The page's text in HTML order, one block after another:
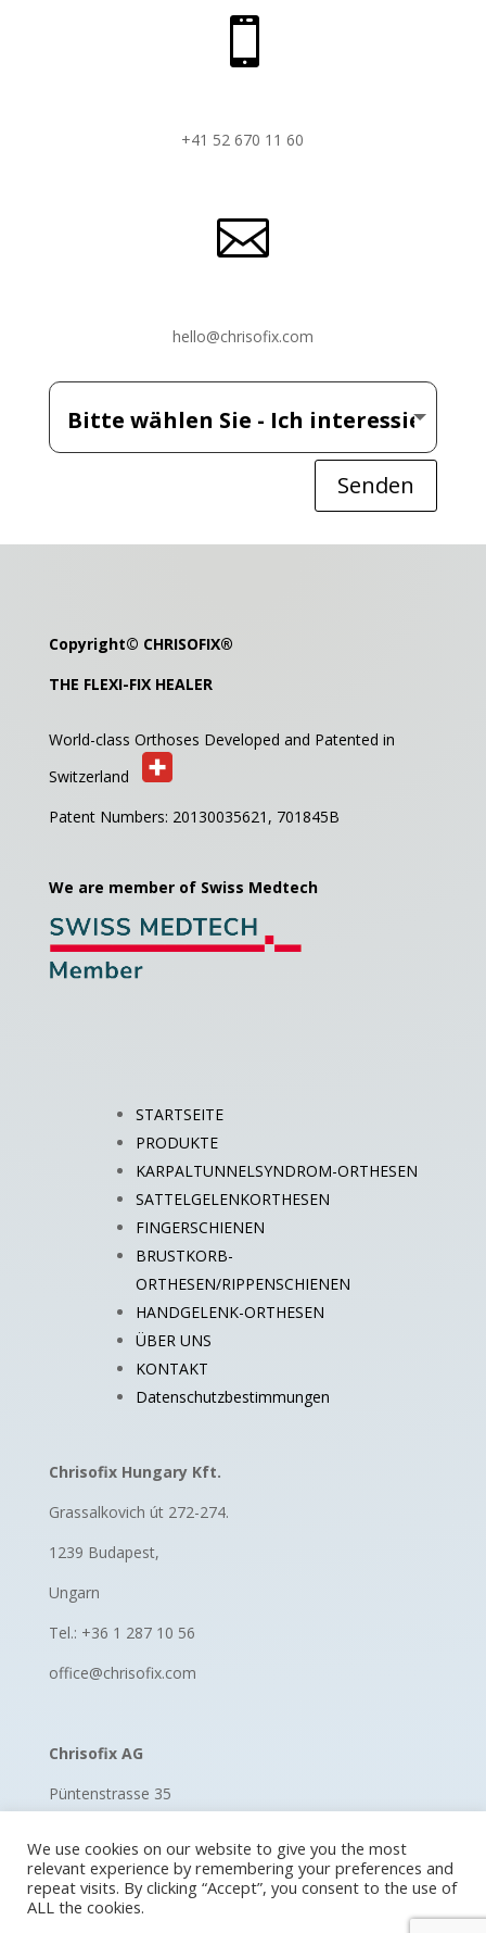

+41 52 670 11 60

hello@chrisofix.com
Senden
Copyright© CHRISOFIX®
THE FLEXI-FIX HEALER
World-class Orthoses Developed and Patented in
Switzerland
Patent Numbers: 20130035621, 701845B
We are member of Swiss Medtech
STARTSEITE
PRODUKTE
KARPALTUNNELSYNDROM-ORTHESEN
SATTELGELENKORTHESEN
FINGERSCHIENEN
BRUSTKORB-
ORTHESEN/RIPPENSCHIENEN
HANDGELENK-ORTHESEN
ÜBER UNS
KONTAKT
Datenschutzbestimmungen
Chrisofix Hungary Kft.
Grassalkovich út 272-274.
1239 Budapest,
Ungarn
Tel.: +36 1 287 10 56
office@chrisofix.com
Chrisofix AG
Püntenstrasse 35
Schweiz
Tel.: +41 52 670 11 60
We use cookies on our website to give you the most
relevant experience by remembering your preferences and
repeat visits. By clicking “Accept”, you consent to the use of
ALL the cookies.